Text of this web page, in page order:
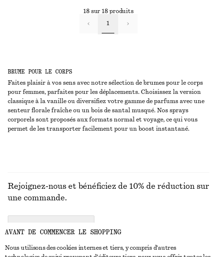
BRUME POUR LE CORPS
Faites plaisir à vos sens avec notre sélection de brumes pour le corps
pour femmes, parfaites pour les déplacements. Choisissez la version
classique à la vanille ou diversifiez votre gamme de parfums avec une
senteur florale fraîche ou un bois de santal musqué. Nos sprays
corporels sont proposés aux formats normal et voyage, ce qui vous
permet de les transporter facilement pour un boost instantané.
18 sur 18 produits
1
Rejoignez-nous et bénéficiez de 10% de réduction sur
une commande.
AVANT DE COMMENCER LE SHOPPING
Nous utilisons des cookies internes et tiers, y compris d'autres